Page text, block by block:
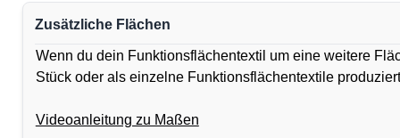
Zusätzliche Flächen
Wenn du dein Funktionsflächentextil um eine weitere
Stück oder als einzelne Funktionsflächentextile
Videoanleitung zu Maßen